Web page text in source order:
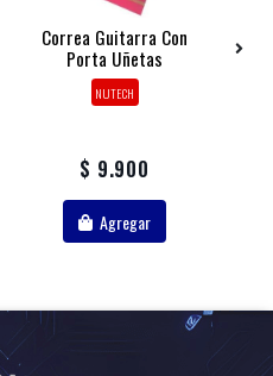
Correa Guitarra Con
Porta Uñetas
NUTECH
$ 9.900
Agregar